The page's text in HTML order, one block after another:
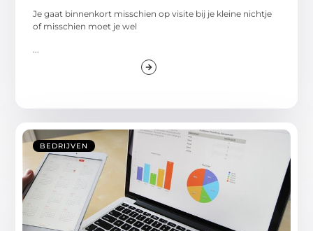
Je gaat binnenkort misschien op visite bij je kleine nichtje
of misschien moet je wel
BEDRIJVEN